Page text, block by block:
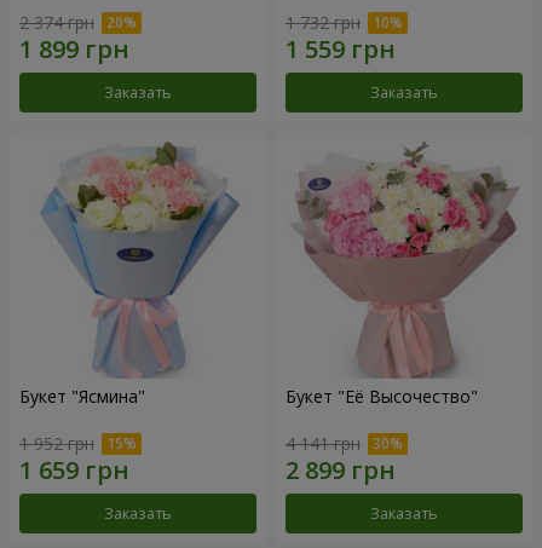
2 374 грн
Заказать
1 732 грн
Заказать
Букет "Ясмина"
1 952 грн
Заказать
Букет "Её Высочество"
4 141 грн
Заказать